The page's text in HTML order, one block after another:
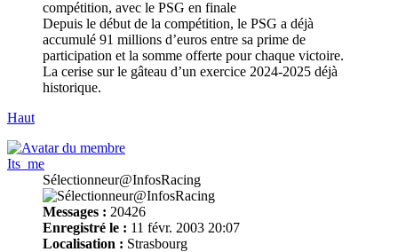
compétition, avec le PSG en finale
Depuis le début de la compétition, le PSG a déjà
accumulé 91 millions d’euros entre sa prime de
participation et la somme offerte pour chaque victoire.
La cerise sur le gâteau d’un exercice 2024-2025 déjà
historique.
Haut
Its_me
Sélectionneur@InfosRacing
Messages : 20426
Enregistré le : 11 févr. 2003 20:07
Localisation : Strasbourg